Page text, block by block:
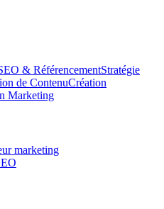
& RéférencementStratégie
de ContenuCréation
Marketing
marketing